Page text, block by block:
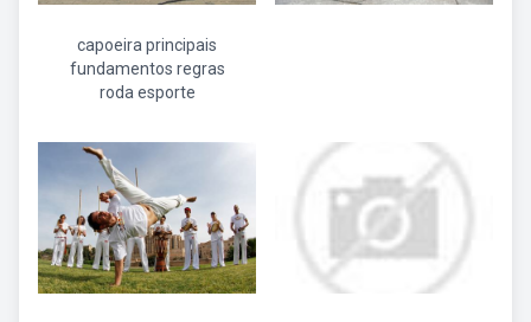
capoeira principais
fundamentos regras
roda esporte